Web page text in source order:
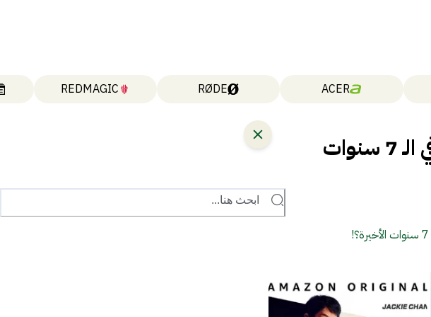
ACER
RØDE
REDMAGIC
أفضل أفلام جاكي شان: هل تأثرت إيراداته في الـ 7 سنوات
ابحث هنا...